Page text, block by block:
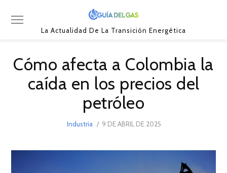
La Actualidad De La Transición Energética
Cómo afecta a Colombia la
caída en los precios del
petróleo
Industria
POSTED
9 DE ABRIL DE 2025